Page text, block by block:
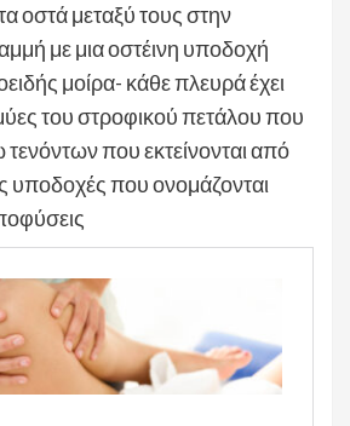
οστά μεταξύ τους στην
με μια οστέινη υποδοχή
μοίρα- κάθε πλευρά έχει
του στροφικού πετάλου που
που εκτείνονται από
υποδοχές που ονομάζονται